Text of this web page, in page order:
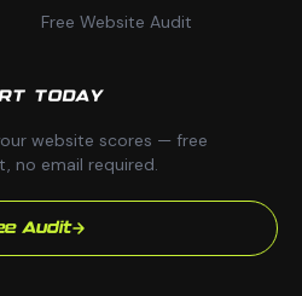
Free Website Audit
TODAY
website scores — free
no email required.
Audit